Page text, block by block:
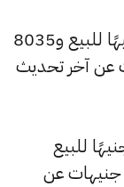
ارتفع سعر عيار 24 ليصل إلى 8115 جنيهًا للبيع و8035
قيمتها 10 جنيهات عن آخر تحديث
سعر عيار 21 ليسجل 7100 جنيهًا للبيع
و7030 جنيهًا للشراء، بزيادة قدرها 10 جنيهات عن